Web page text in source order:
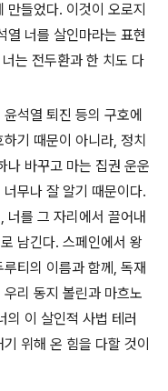
만들었다. 이것이 오로지
열 너를 살인마라는 표현
너는 전두환과 한 치도 다
석열 퇴진 등의 구호에
하기 때문이 아니라, 정치
나 바꾸고 마는 집권 운운
무나 잘 알기 때문이다.
, 너를 그 자리에서 끌어내
남긴다. 스페인에서 왕
티의 이름과 함께 , 독재
리 동지 볼린과 마흐노
의 이 살인적 사법 테러
위해 온 힘을 다할 것이